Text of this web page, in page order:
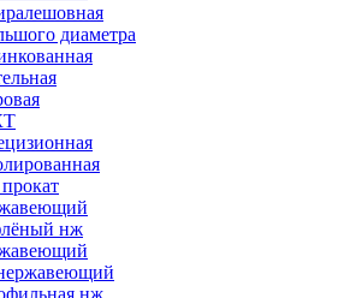
диаметра
нж
нж